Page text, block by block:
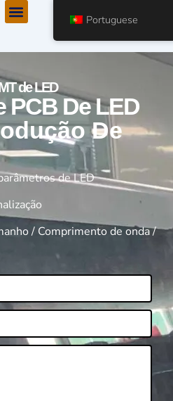
Menu
de LED
PCB De LED
De
de LED
/ Comprimento de onda /
Portuguese